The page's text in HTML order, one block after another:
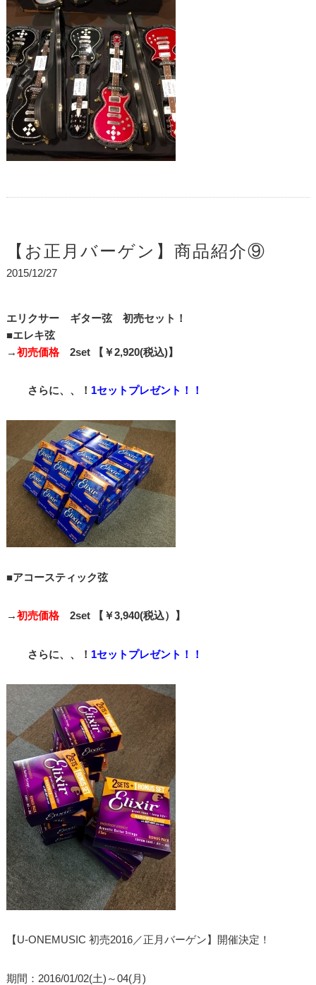
【お正月バーゲン】商品紹介⑨
2015/12/27
エリクサー ギター弦 初売セット！
■エレキ弦
→初売価格 2set 【￥2,920(税込)】
さらに、、！ 1セットプレゼント！！
■アコースティック弦
→初売価格2set 【￥3,940(税込）】
さらに、、！ 1セットプレゼント！！
【U-ONEMUSIC 初売2016／正月バーゲン】開催決定！
期間：2016/01/02(土)～04(月)